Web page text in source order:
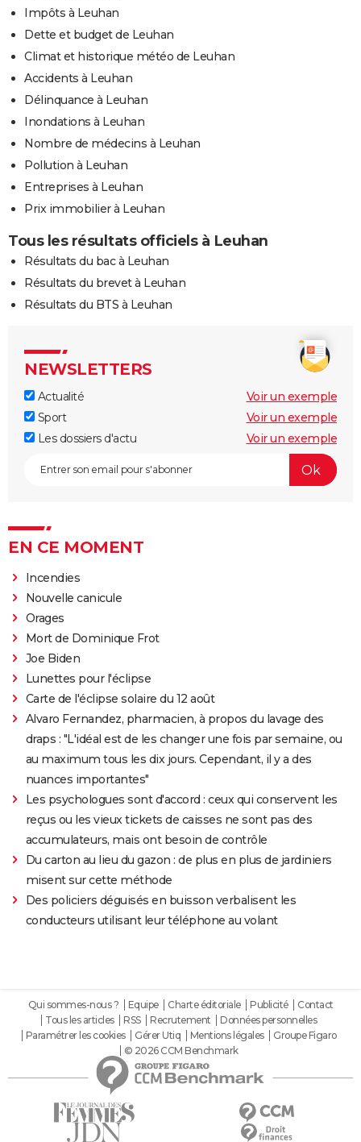
Impôts à Leuhan
Dette et budget de Leuhan
Climat et historique météo de Leuhan
Accidents à Leuhan
Délinquance à Leuhan
Inondations à Leuhan
Nombre de médecins à Leuhan
Pollution à Leuhan
Entreprises à Leuhan
Prix immobilier à Leuhan
Tous les résultats officiels à Leuhan
Résultats du bac à Leuhan
Résultats du brevet à Leuhan
Résultats du BTS à Leuhan
NEWSLETTERS
Actualité
Voir un exemple
Sport
Voir un exemple
Les dossiers d'actu
Voir un exemple
EN CE MOMENT
Incendies
Nouvelle canicule
Orages
Mort de Dominique Frot
Joe Biden
Lunettes pour l'éclipse
Carte de l'éclipse solaire du 12 août
Alvaro Fernandez, pharmacien, à propos du lavage des
draps : "L'idéal est de les changer une fois par semaine, ou
au maximum tous les dix jours. Cependant, il y a des
nuances importantes"
Les psychologues sont d'accord : ceux qui conservent les
reçus ou les vieux tickets de caisses ne sont pas des
accumulateurs, mais ont besoin de contrôle
Du carton au lieu du gazon : de plus en plus de jardiniers
misent sur cette méthode
Des policiers déguisés en buisson verbalisent les
conducteurs utilisant leur téléphone au volant
Qui sommes-nous ? Equipe Charte éditoriale Publicité
Contact
Tous les articles
RSS Recrutement
Données personnelles
Paramétrer les cookies
Gérer Utiq Mentions légales
Groupe Figaro
© 2026 CCM Benchmark